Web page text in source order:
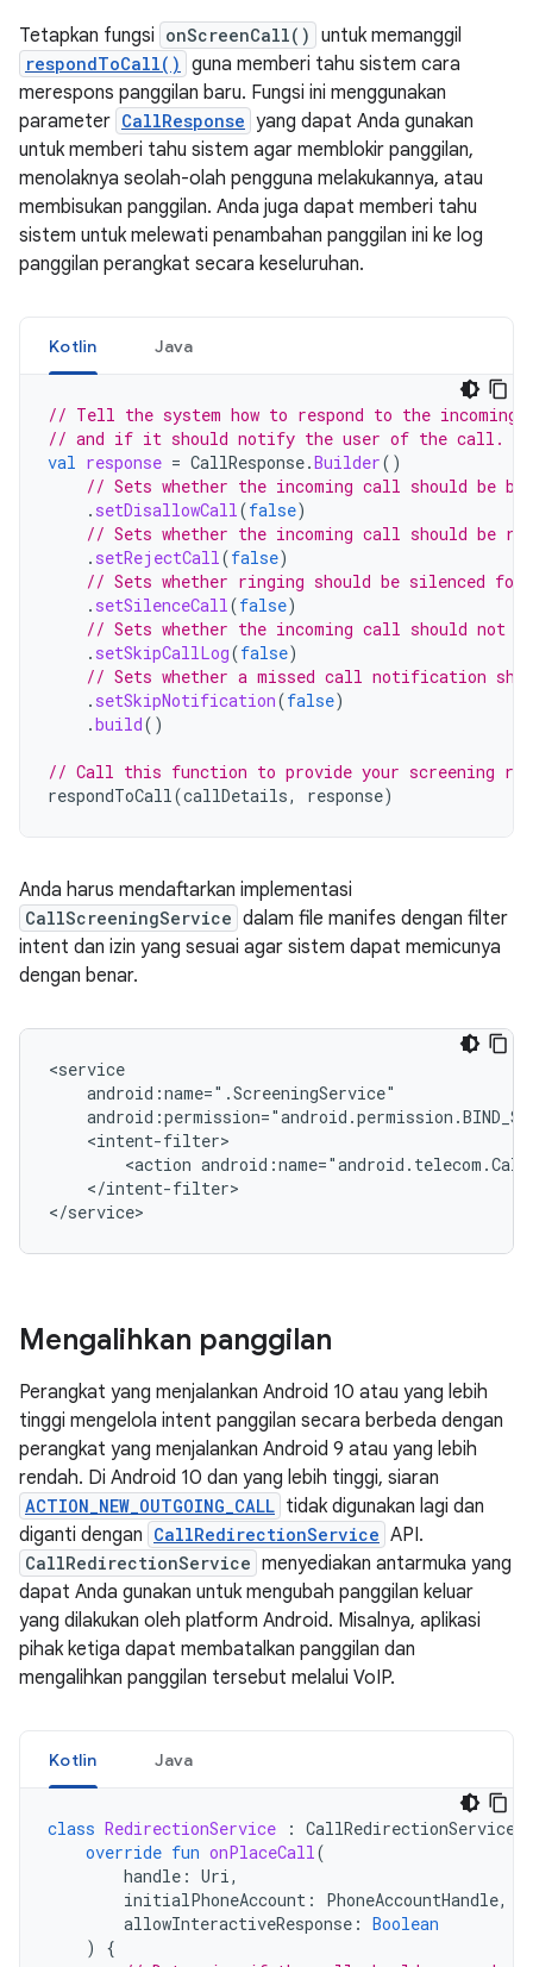
Tetapkan fungsi onScreenCall() untuk memanggil
respondToCall() guna memberi tahu sistem cara
merespons panggilan baru. Fungsi ini menggunakan
parameter CallResponse yang dapat Anda gunakan
untuk memberi tahu sistem agar memblokir panggilan,
menolaknya seolah-olah pengguna melakukannya, atau
membisukan panggilan. Anda juga dapat memberi tahu
sistem untuk melewati penambahan panggilan ini ke log
panggilan perangkat secara keseluruhan.
Kotlin Java
// Tell the system how to respond to the incoming
// and if it should notify the user of the call.
val response = CallResponse.Builder()
// Sets whether the incoming call should be
. setDisallowCall(false)
// Sets whether the incoming call should be
. setRejectCall(false)
// Sets whether ringing should be silenced
. setSilenceCall(false)
// Sets whether the incoming call should not
. setSkipCallLog(false)
// Sets whether a missed call notification
. setSkipNotification(false)
.build()
// Call this function to provide your screening
respondToCall(callDetails, response)
Anda harus mendaftarkan implementasi
CallScreeningService dalam file manifes dengan filter
intent dan izin yang sesuai agar sistem dapat memicunya
dengan benar.
<action
</intent-filter>
Mengalihkan panggilan
Perangkat yang menjalankan Android 10 atau yang lebih
tinggi mengelola intent panggilan secara berbeda dengan
perangkat yang menjalankan Android 9 atau yang lebih
rendah. Di Android 10 dan yang lebih tinggi, siaran
ACTION_NEW_OUTGOING_CALL tidak digunakan lagi dan
diganti dengan CallRedirectionService API.
CallRedirectionService menyediakan antarmuka yang
dapat Anda gunakan untuk mengubah panggilan keluar
yang dilakukan oleh platform Android. Misalnya, aplikasi
pihak ketiga dapat membatalkan panggilan dan
mengalihkan panggilan tersebut melalui VoIP.
Kotlin Java
class RedirectionService : CallRedirectionService
override fun onPlaceCall(
handle : Uri,
initialPhoneAccount : PhoneAccountHandle,
allowInteractiveResponse : Boolean
)
{